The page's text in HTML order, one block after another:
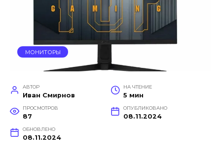
МОНИТОРЫ
АВТОР
Иван Смирнов
НА ЧТЕНИЕ
5 мин
ПРОСМОТРОВ
87
ОПУБЛИКОВАНО
08.11.2024
ОБНОВЛЕНО
08.11.2024